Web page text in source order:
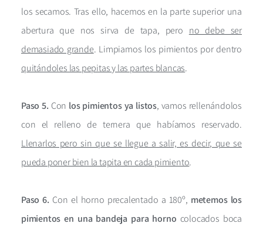
los secamos. Tras ello, hacemos en la parte superior una
abertura que nos sirva de tapa, pero no debe ser
demasiado grande. Limpiamos los pimientos por dentro
quitándoles las pepitas y las partes blancas.
Paso 5. Con los pimientos ya listos, vamos rellenándolos
con el relleno de ternera que habíamos reservado.
Llenarlos pero sin que se llegue a salir, es decir, que se
pueda poner bien la tapita en cada pimiento.
Paso 6. Con el horno precalentado a 180º, metemos los
pimientos en una bandeja para horno colocados boca